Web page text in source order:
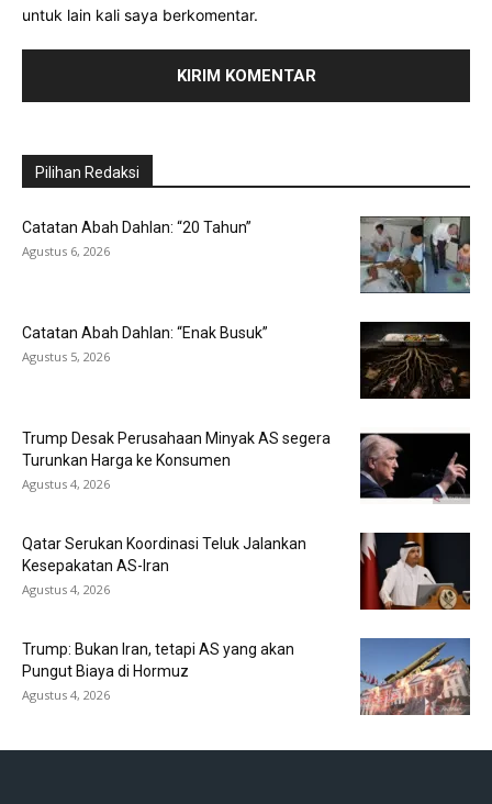
untuk lain kali saya berkomentar.
Pilihan Redaksi
Catatan Abah Dahlan: “20 Tahun”
Agustus 6, 2026
Catatan Abah Dahlan: “Enak Busuk”
Agustus 5, 2026
Trump Desak Perusahaan Minyak AS segera
Turunkan Harga ke Konsumen
Agustus 4, 2026
Qatar Serukan Koordinasi Teluk Jalankan
Kesepakatan AS-Iran
Agustus 4, 2026
Trump: Bukan Iran, tetapi AS yang akan
Pungut Biaya di Hormuz
Agustus 4, 2026